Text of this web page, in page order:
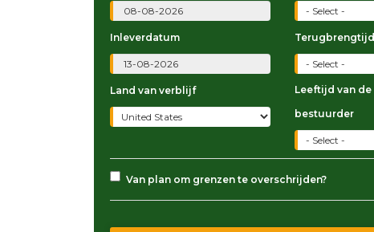
Inleverdatum Terugbrengtijd
Land van verblijf
Leeftijd van de
bestuurder
Van plan om grenzen te overschrijden?